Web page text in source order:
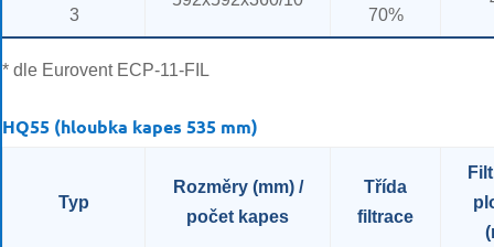
3
70%
* dle Eurovent ECP-11-FIL
HQ55 (hloubka kapes 535 mm)
Typ
Rozměry (mm) /
počet kapes
Třída
filtrace